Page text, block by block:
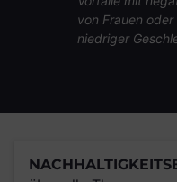
von Frauen
niedriger